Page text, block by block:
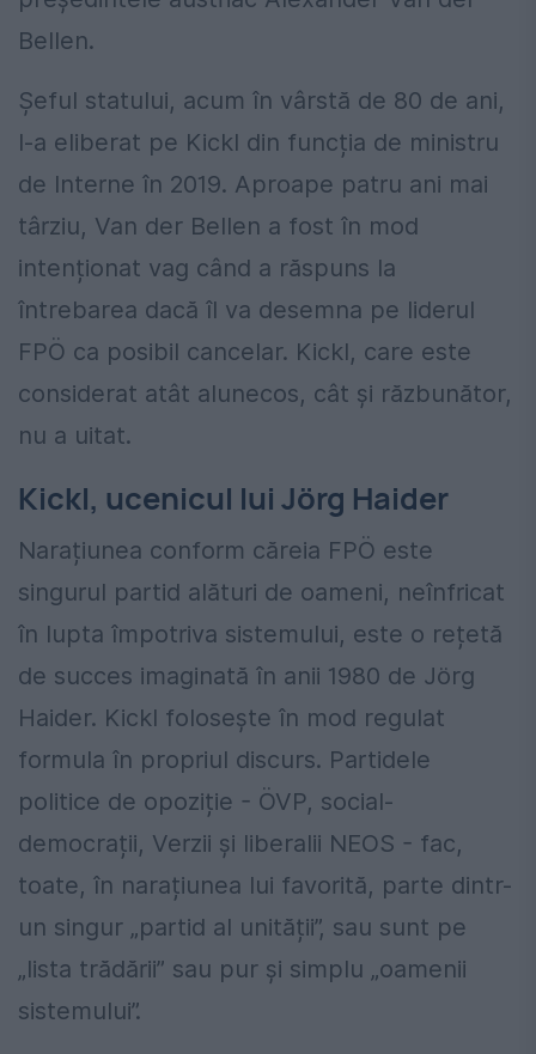
Bellen.
Șeful statului, acum în vârstă de 80 de ani,
l-a eliberat pe Kickl din funcția de ministru
de Interne în 2019. Aproape patru ani mai
târziu, Van der Bellen a fost în mod
intenționat vag când a răspuns la
întrebarea dacă îl va desemna pe liderul
FPÖ ca posibil cancelar. Kickl, care este
considerat atât alunecos, cât și răzbunător,
nu a uitat.
Kickl, ucenicul lui Jörg Haider
Narațiunea conform căreia FPÖ este
singurul partid alături de oameni, neînfricat
în lupta împotriva sistemului, este o rețetă
de succes imaginată în anii 1980 de Jörg
Haider. Kickl folosește în mod regulat
formula în propriul discurs. Partidele
politice de opoziție - ÖVP, social-
democrații, Verzii și liberalii NEOS - fac,
toate, în narațiunea lui favorită, parte dintr-
un singur „partid al unității”, sau sunt pe
„lista trădării” sau pur și simplu „oamenii
sistemului”.